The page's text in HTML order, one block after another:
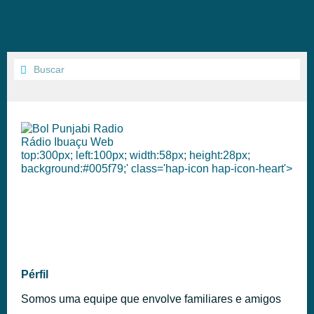
Rádio Ibuaçu Web
top:300px; left:100px; width:58px; height:28px;
background:#005f79;' class='hap-icon hap-icon-heart'>
Pérfil
Somos uma equipe que envolve familiares e amigos